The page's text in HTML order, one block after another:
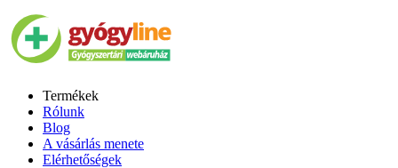
Termékek
Rólunk
Blog
A vásárlás menete
Elérhetőségek